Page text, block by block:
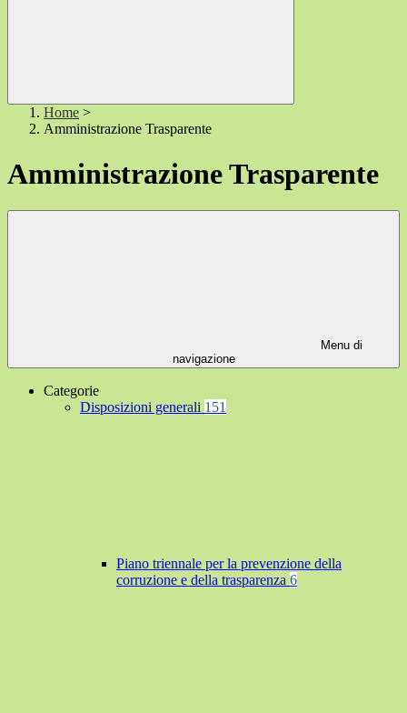
Home >
Amministrazione Trasparente
Amministrazione Trasparente
Menu di
navigazione
Categorie
Disposizioni generali 151
Piano triennale per la prevenzione della
corruzione e della trasparenza 6